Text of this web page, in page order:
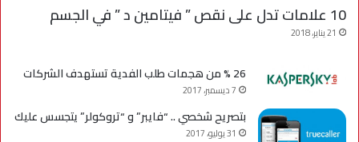
10 علامات تدل على نقص ” فيتامين د ” في الجسم
21 يناير، 2018
26 % من هجمات طلب الفدية تستهدف الشركات
7 ديسمبر، 2017
بتصريح شخصي .. “فايبر” و “تروكولر” يتجسس عليك
31 يوليو، 2017